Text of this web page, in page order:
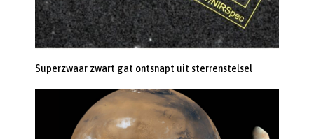
Superzwaar zwart gat ontsnapt uit sterrenstelsel